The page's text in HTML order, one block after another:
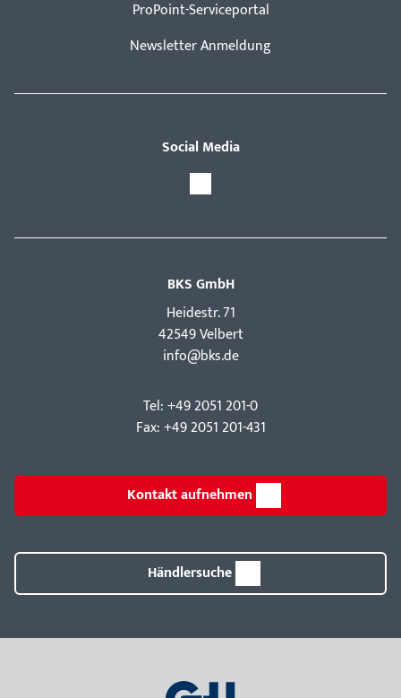
ProPoint-Serviceportal
Newsletter Anmeldung
Social Media
BKS GmbH
Hei­destr. 71
42549 Velbert
info@bks.de
Tel: +49 2051 201-0
Fax: +49 2051 201-431
Kontakt aufnehmen
Händlersuche